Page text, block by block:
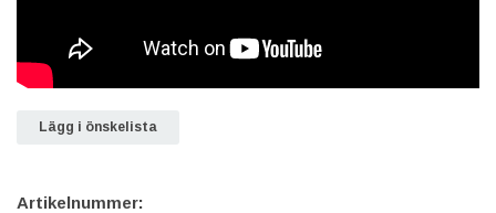
Lägg i önskelista
Artikelnummer: